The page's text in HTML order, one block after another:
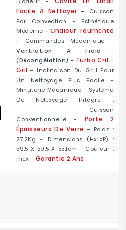
Facile À Nettoyer - Cuisson
Par Convection - Esthétique
Moderne -Chaleur Tournante
- Commandes Mécanique -
Ventilation À Froid
(décongélation) - Turbo Gril -
Gril- Inclinaison Du Grill Pour
Un Nettoyage Plus Facile -
Minuterie Mécanique - Système
De Nettoyage Intégré :
- Cuisson
Conventionnelle - Porte 2
Épaisseurs De Verre - Poids :
27.2Kg - Dimensions (HxLxP) :
59.5 X 59.5 X 55.1cm - Couleur :
Inox - Garantie 2 Ans